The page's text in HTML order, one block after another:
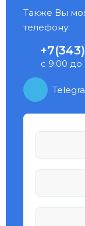
Также Вы
телефону:
с 9:00 до